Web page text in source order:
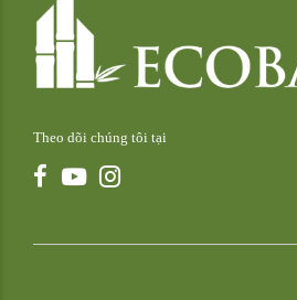
Theo dõi chúng tôi tại